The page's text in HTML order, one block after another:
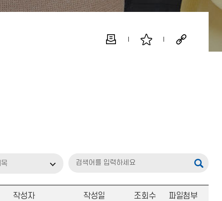
목
작성자 작성일 조회수 파일첨부